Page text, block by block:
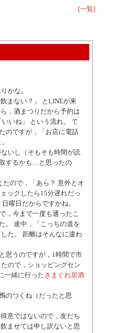
[一覧]
かな。
まない？」 とLINEが来
，酒まつりだから予約は
いね」 という流れ。 て
のですが，「お店に電話
いし（そもそも時間が読
するかも…と思ったの
ので，「あら？ 意外とオ
ックしたら15分遅れだっ
曜日だからですかね。
，今まで一度も通ったこ
。 途中，「こっちの道を
た。 距離はそんなに違わ
思うのですが，1時間で市
ので，ショッピングセン
一緒に行った きまぐれ居酒
のつくね（だったと思
意ではないので，友だち
ませては申し訳ないと思